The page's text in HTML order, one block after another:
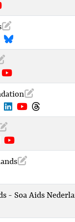
- Soa Aids